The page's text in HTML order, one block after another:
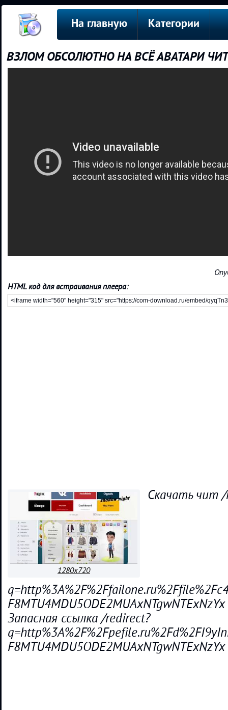
На главную Категории
ВЗЛОМ ОБСОЛЮТНО НА ВСЁ АВАТАРИ
HTML код для встраивания плеера:
1280x720
Скачать чит /
F8MTU4MDU5ODE2MUAxNTgwNTExNzYx
Запасная ссылка /redirect?
F8MTU4MDU5ODE2MUAxNTgwNTExNzYx